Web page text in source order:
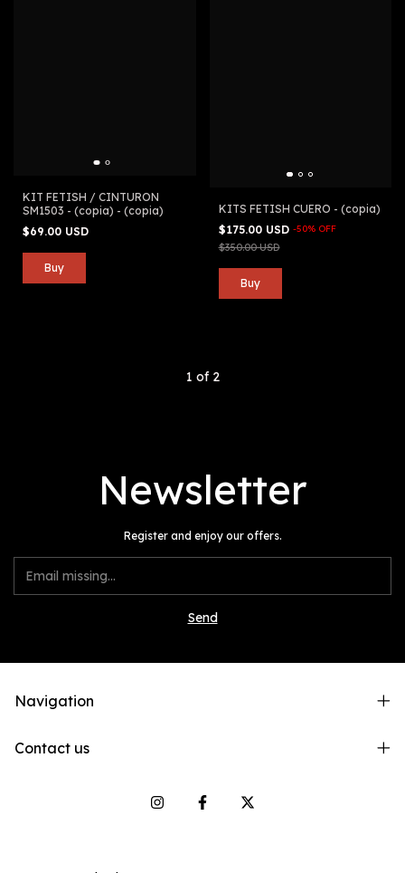
KIT FETISH / CINTURON
SM1503 - (copia) - (copia)
$69.00 USD
KITS FETISH CUERO - (copia)
$175.00 USD -50% OFF
$350.00 USD
1 of 2
Newsletter
Register and enjoy our offers.
Navigation
Contact us